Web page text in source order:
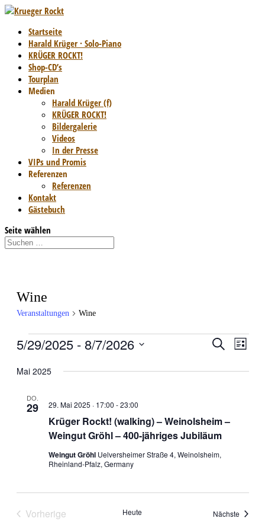
Startseite
Harald Krüger · Solo-Piano
KRÜGER ROCKT!
Shop-CD’s
Tourplan
Medien
Harald Krüger (f)
KRÜGER ROCKT!
Bildergalerie
Videos
In der Presse
VIPs und Promis
Referenzen
Referenzen
Kontakt
Gästebuch
Seite wählen
Wine
Veranstaltungen Wine
Veranstaltungen Suche
Liste
5/29/2025 - 8/7/2026
wählen.
Mai 2025
DO.
29
Krüger Rockt! (walking) – Weinolsheim –
Weingut Gröhl – 400-jähriges Jubiläum
29. Mai 2025 · 17:00 -23:00
Weingut Gröhl Uelversheimer Straße 4, Weinolsheim,
Rheinland-Pfalz, Germany
Vorherige
Heute Nächste